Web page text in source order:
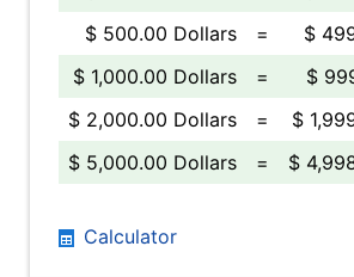
$ 500.00 Dollars
=
$
$ 1,000.00 Dollars
=
$
$ 2,000.00 Dollars
=
$
$ 5,000.00 Dollars
= $
Calculator